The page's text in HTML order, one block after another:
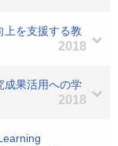
上を支援する教
2018
成果活用への学
2018